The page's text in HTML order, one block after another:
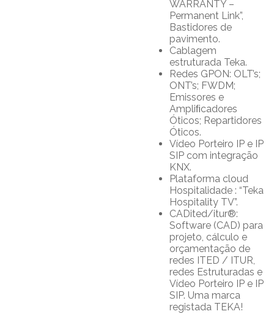
WARRANTY –
Permanent Link”,
Bastidores de
pavimento.
Cablagem
estruturada Teka.
Redes GPON: OLT’s;
ONT’s; FWDM;
Emissores e
Ampliﬁcadores
Óticos; Repartidores
Óticos.
Vídeo Porteiro IP e IP
SIP com integração
KNX.
Plataforma cloud
Hospitalidade : “Teka
Hospitality TV”.
CADited/itur®:
Software (CAD) para
projeto, cálculo e
orçamentação de
redes ITED / ITUR,
redes Estruturadas e
Vídeo Porteiro IP e IP
SIP. Uma marca
registada TEKA!